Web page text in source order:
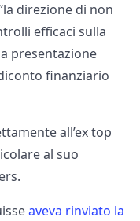
direzione di non
efficaci sulla
presentazione
finanziario
all’ex top
al suo
aveva rinviato la